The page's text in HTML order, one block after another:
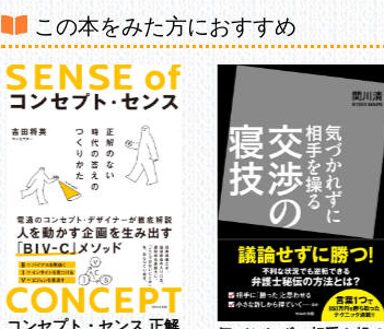
目的達成の道筋となる戦略思考
方向性を示す当事者意識
第4案件「和菓子バイキング、ひらめきました！」
［解説］なぜその行動が問題になるのか?
整合性で考える問題発見力
方向性を見定める方針管理力
洞察力で長期的な視点をもつ
第5案件「米粉20キロ、廃棄しますよ!」
［解説］失敗をどうとらえるべきか？
ゼロベースで考える創造力
「やめる」という高度な意思決定力
この本をみた方におすすめ